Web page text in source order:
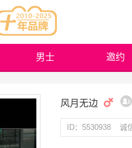
男士 邀约
风月无边
ID：5530938 诚